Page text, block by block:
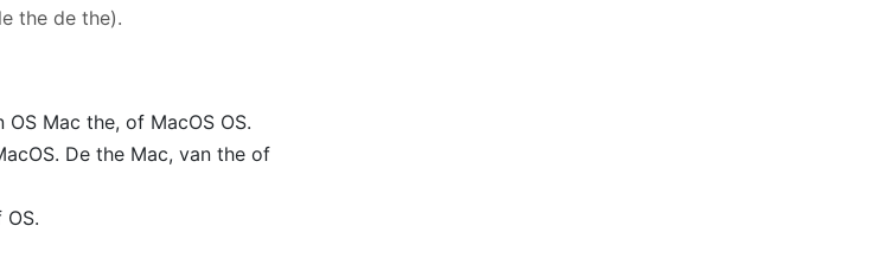
the de the).
OS Mac the, of MacOS OS.
De the Mac, van the of